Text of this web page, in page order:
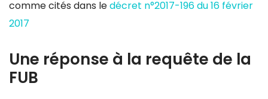
comme cités dans ledécret n°2017-196 du 16 février
2017
Une réponse à la requête de la
FUB